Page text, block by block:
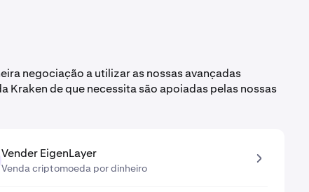
negociação a utilizar as nossas avançadas
Kraken de que necessita são apoiadas pelas nossas
Vender EigenLayer
Venda criptomoeda por dinheiro